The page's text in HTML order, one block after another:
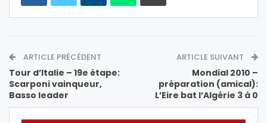
ARTICLE PRÉCÉDENT
Tour d’Italie – 19e étape:
Scarponi vainqueur,
Basso leader
ARTICLE SUIVANT
Mondial 2010 –
préparation (amical):
L’Eire bat l’Algérie 3 à 0